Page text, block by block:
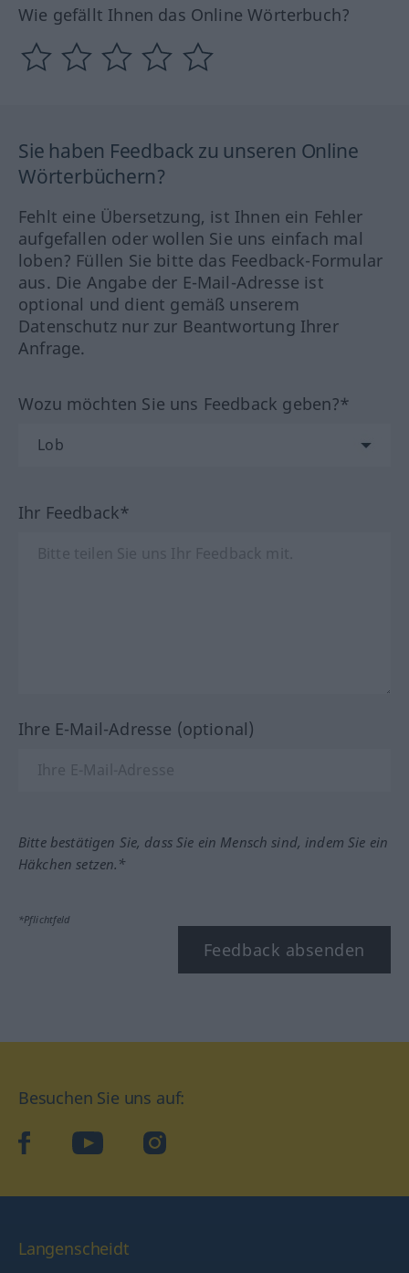
Wie gefällt Ihnen das Online Wörterbuch?
Sie haben Feedback zu unseren Online
Wörterbüchern?
Fehlt eine Übersetzung, ist Ihnen ein Fehler
aufgefallen oder wollen Sie uns einfach mal
loben? Füllen Sie bitte das Feedback-Formular
aus. Die Angabe der E-Mail-Adresse ist
optional und dient gemäß unserem
Datenschutz nur zur Beantwortung Ihrer
Anfrage.
Wozu möchten Sie uns Feedback geben?*
Ihr Feedback*
Ihre E-Mail-Adresse (optional)
Bitte bestätigen Sie, dass Sie ein Mensch sind, indem Sie ein
Häkchen setzen.*
*Pflichtfeld
Feedback absenden
Besuchen Sie uns auf:
facebookYouTube Instagram
Langenscheidt